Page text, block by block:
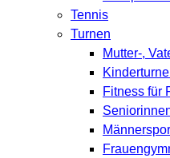
Tennis
Turnen
Mutter-,
Fitness für